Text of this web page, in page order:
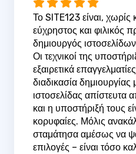
Το SITE123 είναι, χωρίς
εύχρηστος και φιλικός
δημιουργός
Οι τεχνικοί της
εξαιρετικά
διαδικασία
ιστοσελίδας απίστευτα
και η υποστήριξή τους
κορυφαίες. Μόλις
σταμάτησα αμέσως να
επιλογές – είναι τόσο